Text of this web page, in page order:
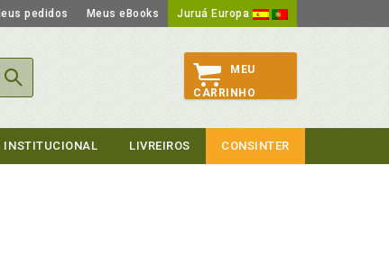
pedidos Meus eBooks Juruá Europa
MEU
CARRINHO
INSTITUCIONAL LIVREIROS CONSINTER